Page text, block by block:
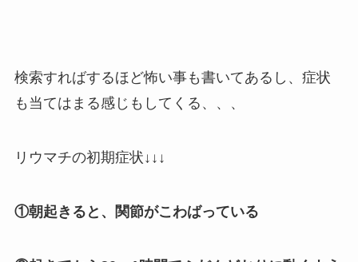
検索すればするほど怖い事も書いてあるし、症状
も当てはまる感じもしてくる、、、
リウマチの初期症状↓↓↓
①朝起きると、関節がこわばっている